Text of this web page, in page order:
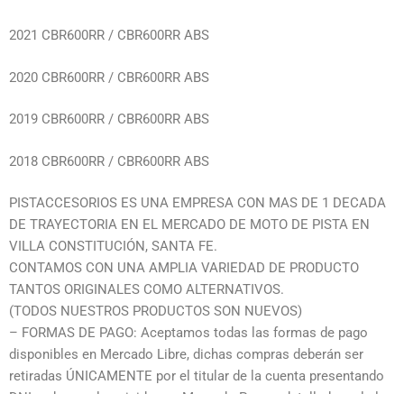
2021 CBR600RR / CBR600RR ABS
2020 CBR600RR / CBR600RR ABS
2019 CBR600RR / CBR600RR ABS
2018 CBR600RR / CBR600RR ABS
PISTACCESORIOS ES UNA EMPRESA CON MAS DE 1 DECADA
DE TRAYECTORIA EN EL MERCADO DE MOTO DE PISTA EN
VILLA CONSTITUCIÓN, SANTA FE.
CONTAMOS CON UNA AMPLIA VARIEDAD DE PRODUCTO
TANTOS ORIGINALES COMO ALTERNATIVOS.
(TODOS NUESTROS PRODUCTOS SON NUEVOS)
– FORMAS DE PAGO: Aceptamos todas las formas de pago
disponibles en Mercado Libre, dichas compras deberán ser
retiradas ÚNICAMENTE por el titular de la cuenta presentando